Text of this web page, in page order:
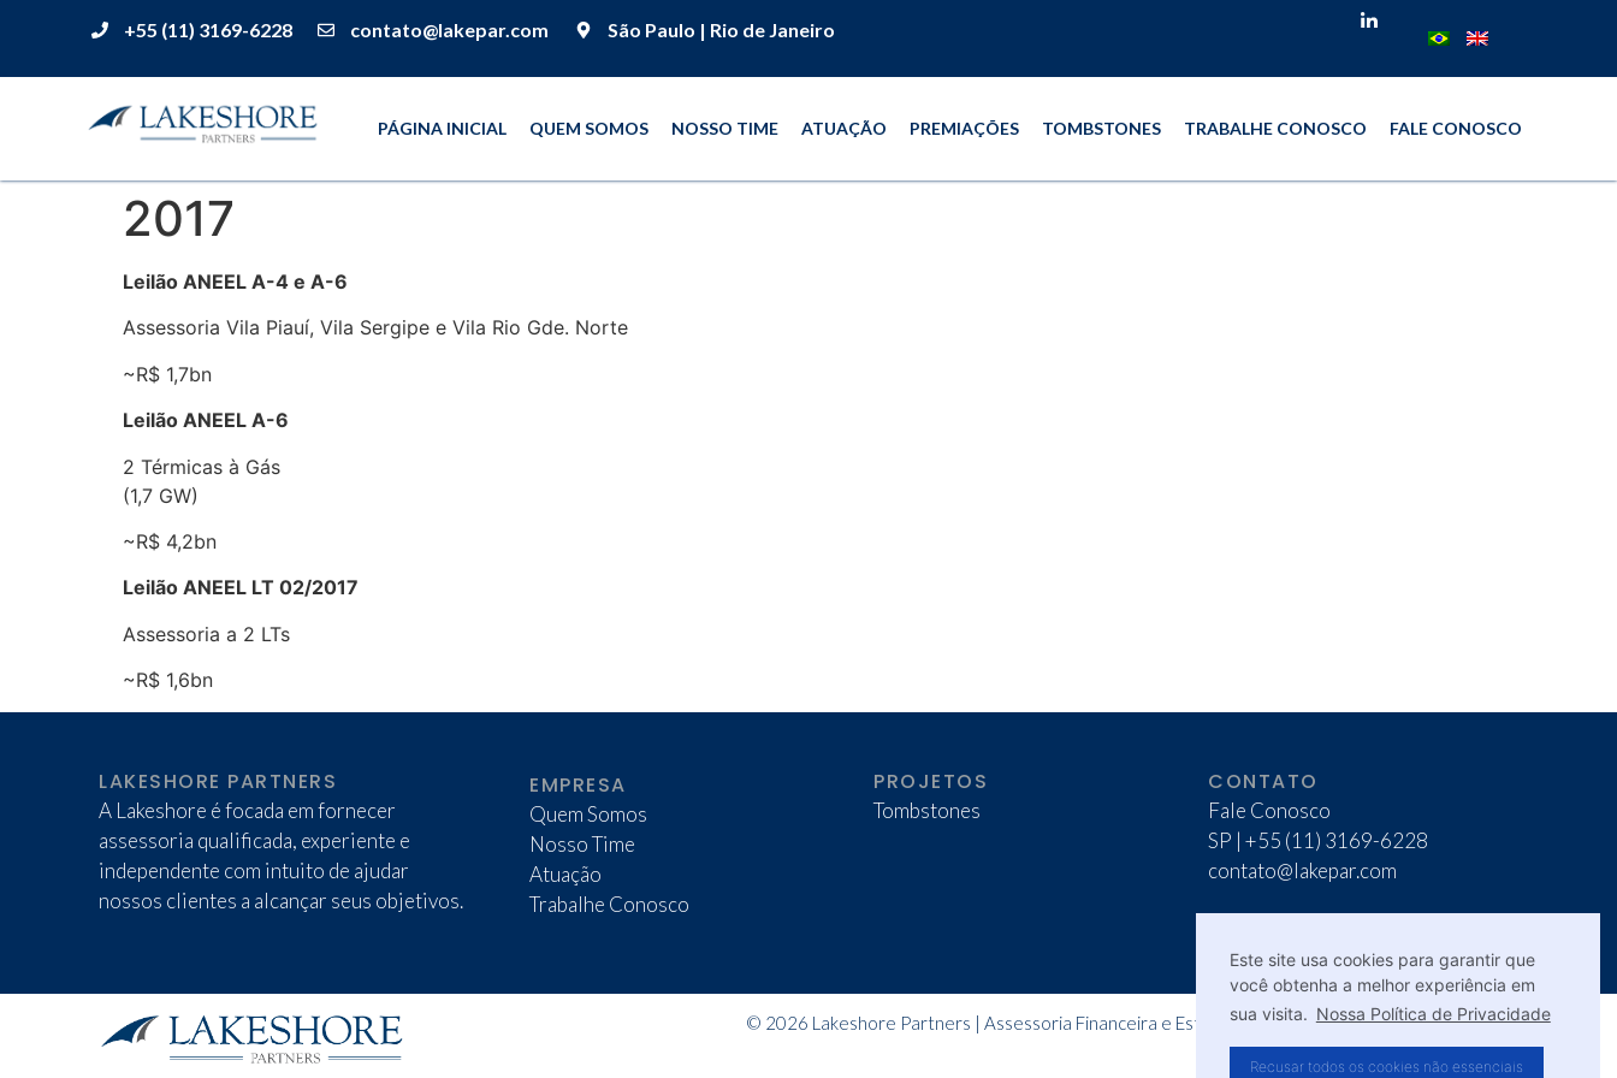
Este site usa cookies para garantir que
você obtenha a melhor experiência em
sua visita. Nossa Política de Privacidade
Recusar todos os cookies não essenciais
+55 (11) 3169-6228 contato@lakepar.com São Paulo | Rio de Janeiro
PÁGINA INICIAL QUEM SOMOS NOSSO TIME ATUAÇÃO PREMIAÇÕES TOMBSTONES TRABALHE CONOSCO FALE CONOSCO
2017
Leilão ANEEL A-4 e A-6
Assessoria Vila Piauí, Vila Sergipe e Vila Rio Gde. Norte
~R$ 1,7bn
Leilão ANEEL A-6
2 Térmicas à Gás
(1,7 GW)
~R$ 4,2bn
Leilão ANEEL LT 02/2017
Assessoria a 2 LTs
~R$ 1,6bn
LAKESHORE PARTNERS
A Lakeshore é focada em fornecer
assessoria qualificada, experiente e
independente com intuito de ajudar
nossos clientes a alcançar seus objetivos.
EMPRESA
Quem Somos
Nosso Time
Atuação
Trabalhe Conosco
PROJETOS
Tombstones
CONTATO
Fale Conosco
SP | +55 (11) 3169-6228
contato@lakepar.com
© 2026 Lakeshore Partners | Assessoria Financeira e Estratégica. Todos os Direitos Reservados.